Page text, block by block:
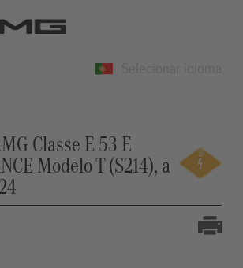
Classe E 53 E
Modelo T (S214), a